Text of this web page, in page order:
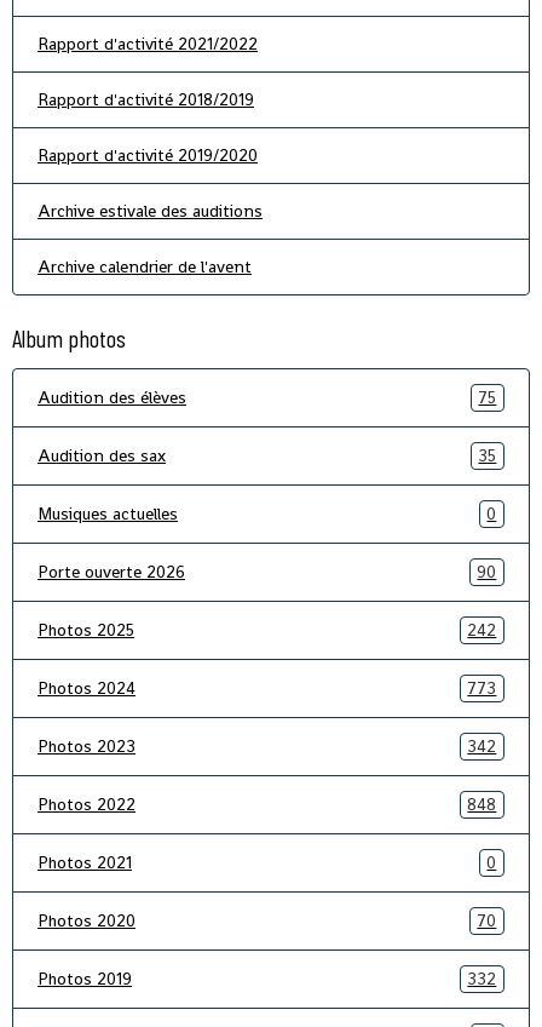
Rapport d'activité 2021/2022
Rapport d'activité 2018/2019
Rapport d'activité 2019/2020
Archive estivale des auditions
Archive calendrier de l'avent
Album photos
Audition des élèves 75
Audition des sax 35
Musiques actuelles 0
Porte ouverte 2026 90
Photos 2025 242
Photos 2024 773
Photos 2023 342
Photos 2022 848
Photos 2021 0
Photos 2020 70
Photos 2019 332